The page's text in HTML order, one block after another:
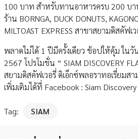
100 บาท สำหรับทานอาหารครบ 200 บ
ร้าน BORNGA, DUCK DONUTS,
MILTOAST EXPRESS สาขาสยามดิสคัฟเ
พลาดไม่ได้ 1 ปีมีครั้งเดียว ช้อปให้คุ้ม ใน
2567 โปรโมชั่น “ SIAM DISCOVERY
สยามดิสคัฟเวอรี่ ดิเอ็กซ์พลอราทอเรี่ยมส
เพิ่มเติมได้ที่ Facebook : Siam
Tag: SIAM